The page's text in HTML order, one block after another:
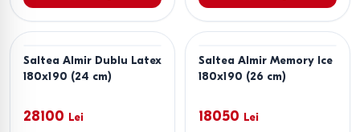
Saltea Almir Dublu Latex
180x190 (24 cm)
28100 Lei
Saltea Almir Memory Ice
180x190 (26 cm)
18050 Lei